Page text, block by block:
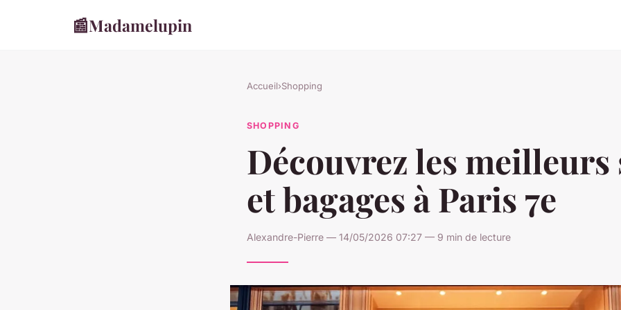
📰Madamelupin
Accueil›Shopping
SHOPPING
Découvrez les meilleurs
et bagages à Paris 7e
Alexandre-Pierre — 14/05/2026 07:27 — 9 min de lecture